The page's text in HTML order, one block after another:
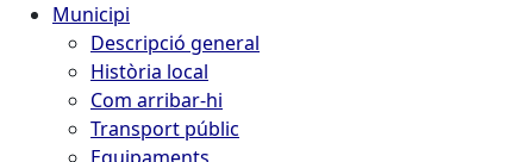
Municipi
Descripció general
Història local
Com arribar-hi
Transport públic